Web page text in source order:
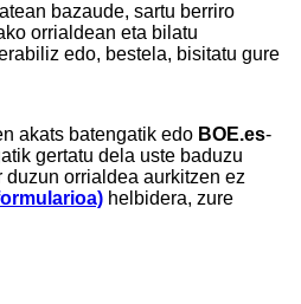
bazaude, sartu berriro
orrialdean eta bilatu
edo, bestela, bisitatu gure
akats batengatik edo BOE.es-
gertatu dela uste baduzu
orrialdea aurkitzen ez
helbidera, zure